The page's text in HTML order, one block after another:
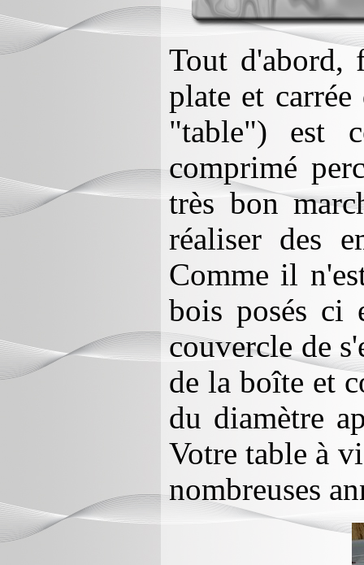
Tout d'abord,
plate et
"table") est
comprimé
très bon
réaliser des
Comme il
bois posés ci
couvercle de
de la boîte et
du diamètre
Votre table à
nombreuses